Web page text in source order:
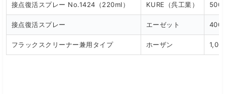
接点復活スプレー No.1424（220ml） KURE（呉工業） 500
接点復活スプレー エーゼット 400
フラックスクリーナー兼用タイプ ホーザン